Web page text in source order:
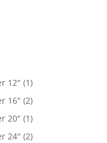
12" (1)
16" (2)
20" (1)
24" (2)